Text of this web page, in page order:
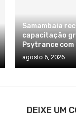
Samambaia
capacitação
Psytrance
agosto 6, 2026
DEIXE UM